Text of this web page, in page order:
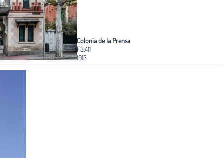
Colonia de la Prensa
F3.411
1913